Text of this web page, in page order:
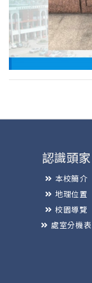
認識頭家
本校簡介
地理位置
校園導覽
處室分機表